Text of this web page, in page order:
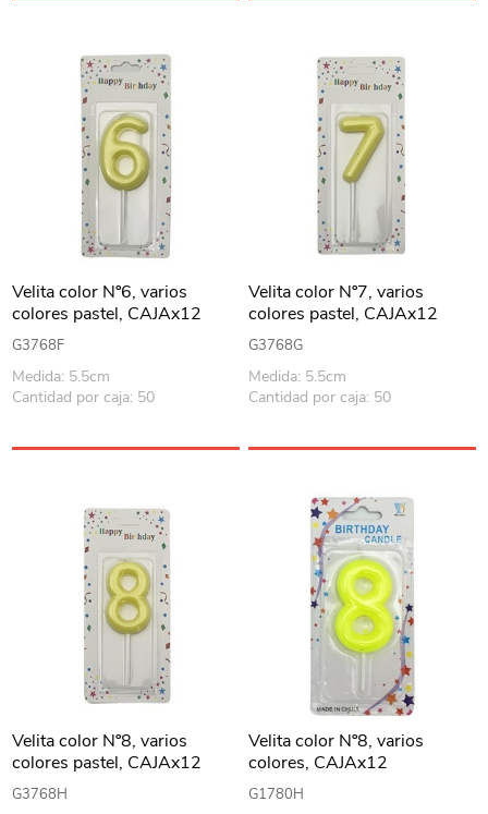
Velita color Nº6, varios
colores pastel, CAJAx12
G3768F
Medida: 5.5cm
Cantidad por caja: 50
Velita color Nº7, varios
colores pastel, CAJAx12
G3768G
Medida: 5.5cm
Cantidad por caja: 50
Velita color Nº8, varios
colores pastel, CAJAx12
G3768H
Velita color Nº8, varios
colores, CAJAx12
G1780H